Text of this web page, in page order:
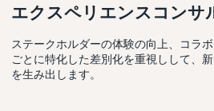
エクスペリエンスコンサ
ステークホルダーの体験の向上、コラ
ごとに特化した差別化を重視しして、
を生み出します。